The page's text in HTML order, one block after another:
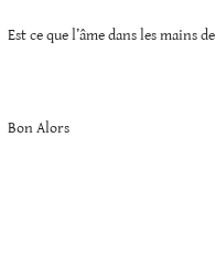
Est ce que l’âme dans les mains
Bon Alors